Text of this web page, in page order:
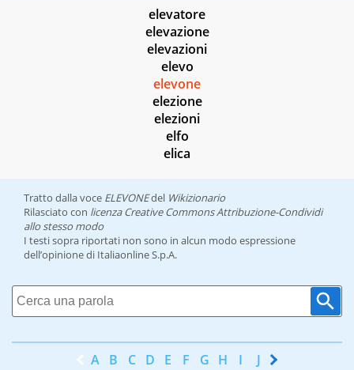
elevatore
elevazione
elevazioni
elevo
elevone
elezione
elezioni
elfo
elica
Tratto dalla voce ELEVONEdel Wikizionario
Rilasciato con licenza Creative Commons Attribuzione-Condividi
allo stesso modo
I testi sopra riportati non sono in alcun modo espressione
dell’opinione di Italiaonline S.p.A.
A B C D E F G H I J K